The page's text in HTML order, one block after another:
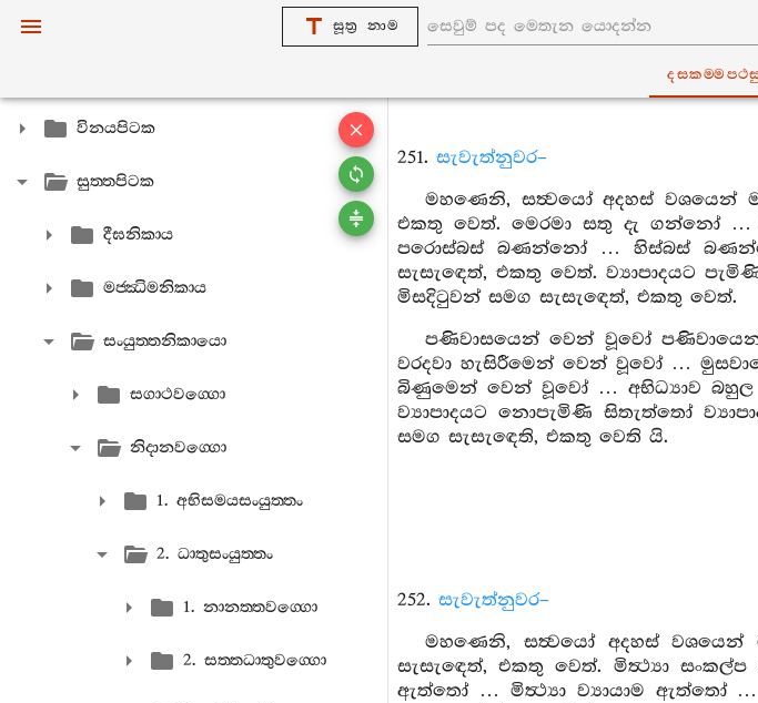
සූත්‍ර නාම
විනයපිටක
සුත‍්තපිටක
දීඝනිකාය
මජ‍්ඣිමනිකාය
සංයුත‍්තනිකායො
සගාථවග‍්ගො
නිදානවග‍්ගො
1. අභිසමයසංයුත‍්තං
2. ධාතුසංයුත‍්තං
1. නානත‍්තවග‍්ගො
2. සත‍්තධාතුවග‍්ගො
251. සැවැත්නුවර–
මහණෙනි, සත්‍වයෝ අදහස් වශයෙන්
එකතු වෙත්. මෙරමා සතු දැ ගන්නෝ
පරොස්බස් බණන්නෝ … හිස්බස්
සැසැඳෙත්, එකතු වෙත්. ව්‍යාපාදයට
මිසදිටුවන් සමග සැසැඳෙත්, එකතු වෙත්.
පණිවාසයෙන් වෙන් වූවෝ
වරදවා හැසිරීමෙන් වෙන් වූවෝ …
බිණුමෙන් වෙන් වූවෝ … අභිධ්‍යාව
ව්‍යාපාදයට නොපැමිණි සිතැත්තෝ
සමග සැසැඳෙති, එකතු වෙති යි.
252. සැවැත්නුවර–
මහණෙනි, සත්‍වයෝ අදහස් වශයෙන්
සැසැඳෙත්, එකතු වෙත්. මිත්‍ථ්‍යා
ඇත්තෝ … මිත්‍ථ්‍යා ව්‍යායාම ඇත්තෝ